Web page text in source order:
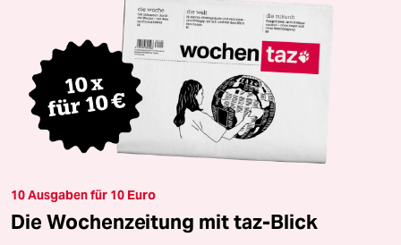
10 Ausgaben für 10 Euro
Die Wochenzeitung mit taz-Blick